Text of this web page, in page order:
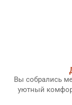
Вы собрались
уютный